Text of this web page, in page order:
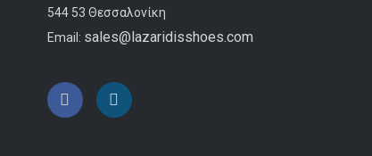
544 53 Θεσσαλονίκη
Email: sales@lazaridisshoes.com